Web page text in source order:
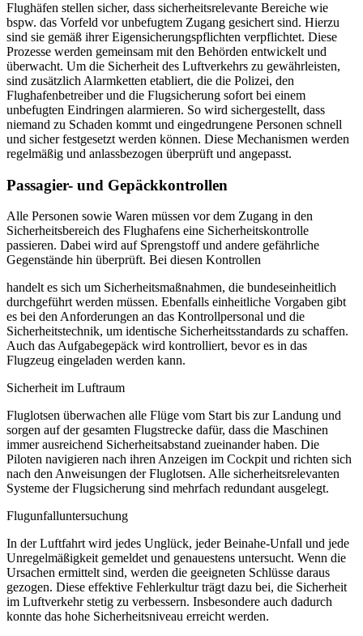
Flughäfen stellen sicher, dass sicherheitsrelevante Bereiche wie
bspw. das Vorfeld vor unbefugtem Zugang gesichert sind. Hierzu
sind sie gemäß ihrer Eigensicherungspflichten verpflichtet. Diese
Prozesse werden gemeinsam mit den Behörden entwickelt und
überwacht. Um die Sicherheit des Luftverkehrs zu gewährleisten,
sind zusätzlich Alarmketten etabliert, die die Polizei, den
Flughafenbetreiber und die Flugsicherung sofort bei einem
unbefugten Eindringen alarmieren. So wird sichergestellt, dass
niemand zu Schaden kommt und eingedrungene Personen schnell
und sicher festgesetzt werden können. Diese Mechanismen werden
regelmäßig und anlassbezogen überprüft und angepasst.
Passagier- und Gepäckkontrollen
Alle Personen sowie Waren müssen vor dem Zugang in den
Sicherheitsbereich des Flughafens eine Sicherheitskontrolle
passieren. Dabei wird auf Sprengstoff und andere gefährliche
Gegenstände hin überprüft. Bei diesen Kontrollen
handelt es sich um Sicherheitsmaßnahmen, die bundeseinheitlich
durchgeführt werden müssen. Ebenfalls einheitliche Vorgaben gibt
es bei den Anforderungen an das Kontrollpersonal und die
Sicherheitstechnik, um identische Sicherheitsstandards zu schaffen.
Auch das Aufgabegepäck wird kontrolliert, bevor es in das
Flugzeug eingeladen werden kann.
Sicherheit im Luftraum
Fluglotsen überwachen alle Flüge vom Start bis zur Landung und
sorgen auf der gesamten Flugstrecke dafür, dass die Maschinen
immer ausreichend Sicherheitsabstand zueinander haben. Die
Piloten navigieren nach ihren Anzeigen im Cockpit und richten sich
nach den Anweisungen der Fluglotsen. Alle sicherheitsrelevanten
Systeme der Flugsicherung sind mehrfach redundant ausgelegt.
Flugunfalluntersuchung
In der Luftfahrt wird jedes Unglück, jeder Beinahe-Unfall und jede
Unregelmäßigkeit gemeldet und genauestens untersucht. Wenn die
Ursachen ermittelt sind, werden die geeigneten Schlüsse daraus
gezogen. Diese effektive Fehlerkultur trägt dazu bei, die Sicherheit
im Luftverkehr stetig zu verbessern. Insbesondere auch dadurch
konnte das hohe Sicherheitsniveau erreicht werden.